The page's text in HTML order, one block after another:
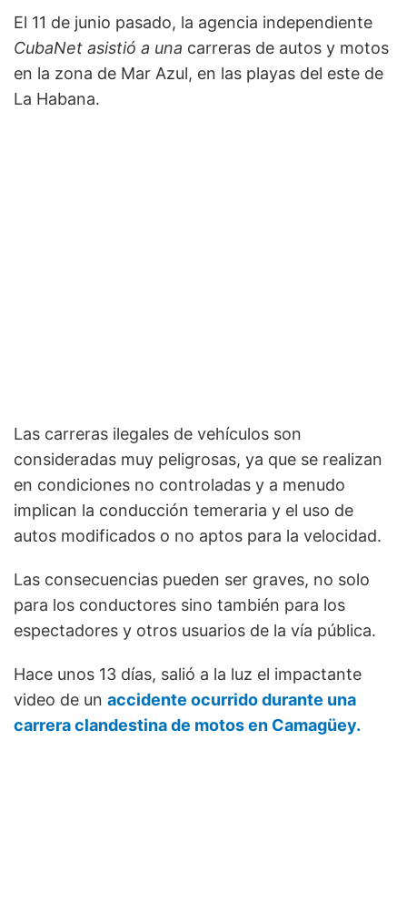
El 11 de junio pasado, la agencia independiente
CubaNet asistió a una carreras de autos y motos
en la zona de Mar Azul, en las playas del este de
La Habana.
Las carreras ilegales de vehículos son
consideradas muy peligrosas, ya que se realizan
en condiciones no controladas y a menudo
implican la conducción temeraria y el uso de
autos modificados o no aptos para la velocidad.
Las consecuencias pueden ser graves, no solo
para los conductores sino también para los
espectadores y otros usuarios de la vía pública.
Hace unos 13 días, salió a la luz el impactante
video de un accidente ocurrido durante una
carrera clandestina de motos en Camagüey.